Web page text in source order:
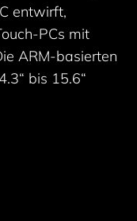
entwirft,
PCs mit
ARM-basierten
bis 15.6“